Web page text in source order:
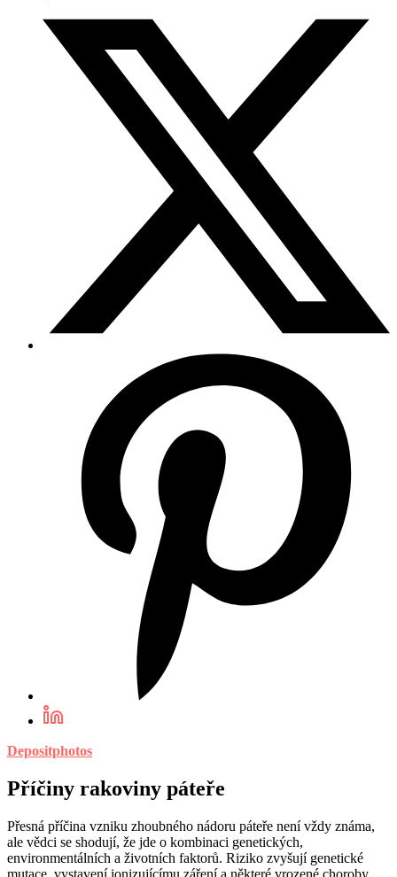
Depositphotos
Příčiny rakoviny páteře
Přesná příčina vzniku zhoubného nádoru páteře není vždy známa,
ale vědci se shodují, že jde o kombinaci genetických,
environmentálních a životních faktorů. Riziko zvyšují genetické
mutace, vystavení ionizujícímu záření a některé vrozené choroby,